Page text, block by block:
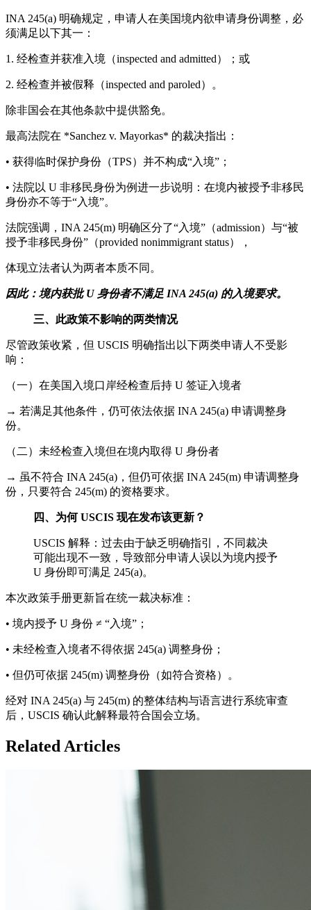
INA 245(a) 明确规定，申请人在美国境内欲申请身份调整，必
须满足以下其一：
1. 经检查并获准入境（inspected and admitted）；或
2. 经检查并被假释（inspected and paroled）。
除非国会在其他条款中提供豁免。
最高法院在 *Sanchez v. Mayorkas* 的裁决指出：
• 获得临时保护身份（TPS）并不构成“入境”；
• 法院以 U 非移民身份为例进一步说明：在境内被授予非移民
身份亦不等于“入境”。
法院强调，INA 245(m) 明确区分了“入境”（admission）与“被
授予非移民身份”（provided nonimmigrant status），
体现立法者认为两者本质不同。
因此：境内获批 U 身份者不满足 INA 245(a) 的入境要求。
三、此政策不影响的两类情况
尽管政策收紧，但 USCIS 明确指出以下两类申请人不受影
响：
（一）在美国入境口岸经检查后持 U 签证入境者
→ 若满足其他条件，仍可依法依据 INA 245(a) 申请调整身
份。
（二）未经检查入境但在境内取得 U 身份者
→ 虽不符合 INA 245(a)，但仍可依据 INA 245(m) 申请调整身
份，只要符合 245(m) 的资格要求。
四、为何 USCIS 现在发布该更新？
USCIS 解释：过去由于缺乏明确指引，不同裁决
可能出现不一致，导致部分申请人误以为境内授予
U 身份即可满足 245(a)。
本次政策手册更新旨在统一裁决标准：
• 境内授予 U 身份 ≠ “入境”；
• 未经检查入境者不得依据 245(a) 调整身份；
• 但仍可依据 245(m) 调整身份（如符合资格）。
经对 INA 245(a) 与 245(m) 的整体结构与语言进行系统审查
后，USCIS 确认此解释最符合国会立场。
Related Articles